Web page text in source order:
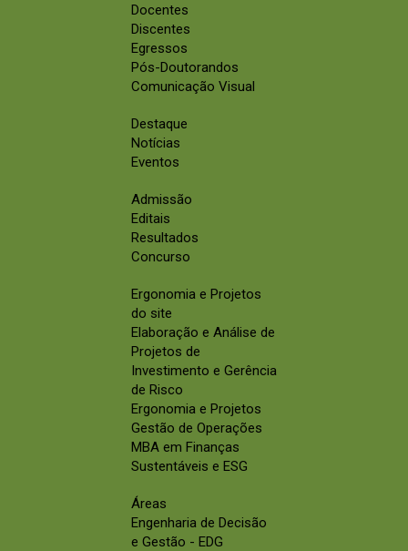
Docentes
Discentes
Egressos
Pós-Doutorandos
Comunicação Visual
Destaque
Notícias
Eventos
Admissão
Editais
Resultados
Concurso
Ergonomia e Projetos
do site
Elaboração e Análise de
Projetos de
Investimento e Gerência
de Risco
Ergonomia e Projetos
Gestão de Operações
MBA em Finanças
Sustentáveis e ESG
Áreas
Engenharia de Decisão
e Gestão - EDG